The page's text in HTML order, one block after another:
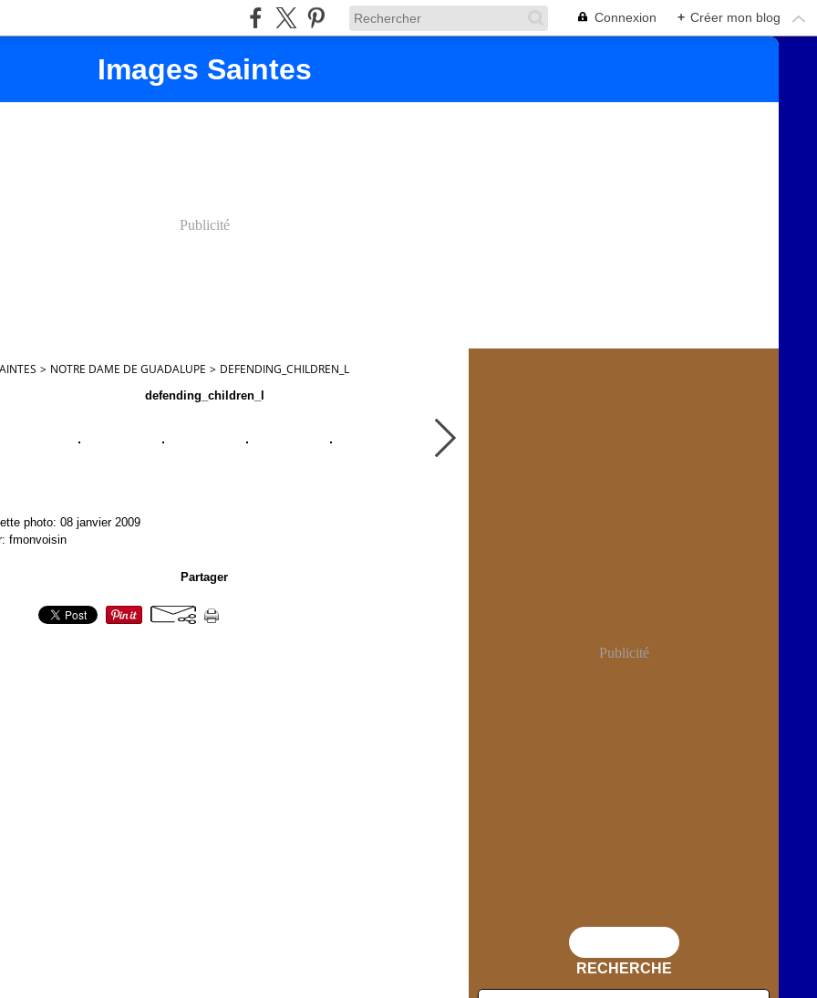
Connexion + Créer mon blog
Images Saintes
Publicité
> NOTRE DAME DE GUADALUPE > DEFENDING_CHILDREN_L
defending_children_l
photo: 08 janvier 2009
fmonvoisin
Partager
Publicité
RECHERCHE